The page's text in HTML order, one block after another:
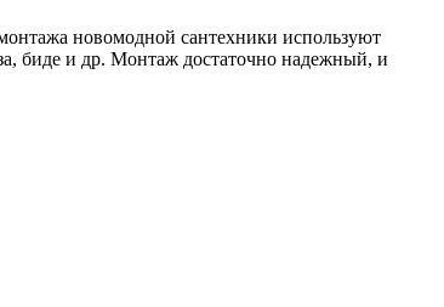
новомодной сантехники используют
биде и др. Монтаж достаточно надежный, и